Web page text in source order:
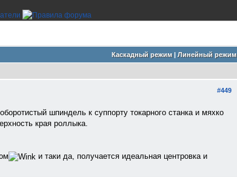
Каскадный режим| Линейный режим
#449
шпиндель к суппорту токарного станка и мяхко
края роллыка.
и таки да, получается идеальная центровка и